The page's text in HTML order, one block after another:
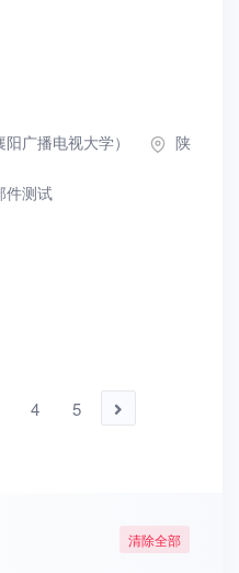
广播电视大学）
陕
件测试
4 5
清除全部